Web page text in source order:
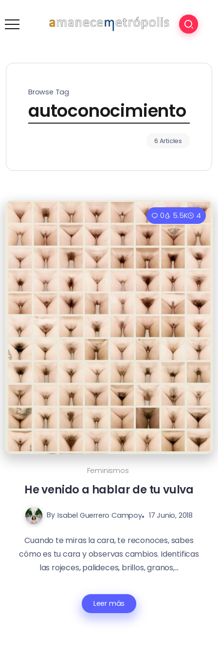
Browse Tag
autoconocimiento
6 Articles
0 5.5K 4
Feminismos
He venido a hablar de tu vulva
By Isabel Guerrero Campoy 17 Junio, 2018
Cuando te miras la cara, te reconoces, sabes
cómo es tu cara y observas cambios. Identificas
las rojeces, palideces, brillos, granos,...
Leer más